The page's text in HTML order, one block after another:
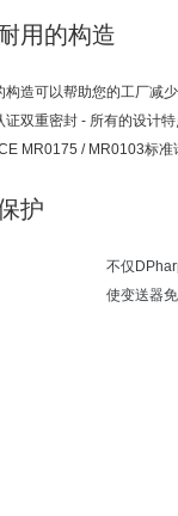
用的构造
构造可以帮助您的工厂减
证双重密封 - 所有的设计
MR0175 / MR0103标
护
不仅
使变送器